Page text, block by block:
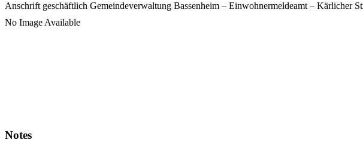
Anschrift geschäftlich Gemeindeverwaltung Bassenheim – Einwohnermeldeamt – Kärlicher
No Image Available
Notes